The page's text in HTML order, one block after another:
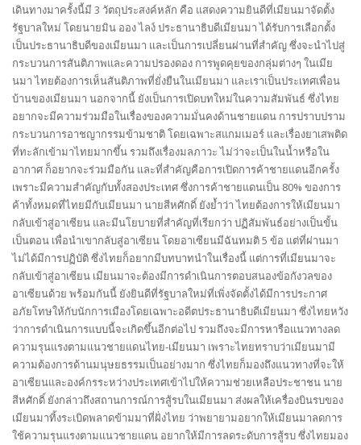
เดินทางมาครั้งนี้มี 3 วัตถุประสงค์หลัก คือ แสดงความยินดีที่เมียนมาจัดตั้ง
รัฐบาลใหม่ โดยนายมิน ออง ไลง์ ประธานาธิบดีเมียนมา ได้รับการเลือกตั้ง
เป็นประธานาธิบดีของเมียนมา และเป็นการเปลี่ยนผ่านที่สำคัญ ซึ่งจะนำไปสู่
กระบวนการสันติภาพและความปรองดอง การพูดคุยของกลุ่มต่างๆ ในเมีย
นมา ไทยต้องการเห็นสันติภาพที่ยั่งยืนในเมียนมา และเราเป็นประเทศเพื่อน
บ้านของเมียนมา นอกจากนี้ ยังเป็นการเปิดบทใหม่ในความสัมพันธ์ ซึ่งไทย
อยากจะมีความร่วมมือในเรื่องของความมั่นคงด้านชายแดน การปราบปราม
กระบวนการอาชญากรรมข้ามชาติ โดยเฉพาะสแกมเมอร์ และเรื่องยาเสพติด
ที่ทะลักเข้ามาไทยมากขึ้น รวมถึงเรื่องมลภาวะ ไม่ว่าจะเป็นในน้ำหรือใน
อากาศ ก็อยากจะร่วมมือกัน และที่สำคัญคือการเปิดการค้าชายแดนอีกครั้ง
เพราะมีความสำคัญกับทั้งสองประเทศ ซึ่งการค้าชายแดนเป็น 80% ของการ
ค้าทั้งหมดที่ไทยมีกับเมียนมา นายสีหศักดิ์ ยังย้ำว่า ไทยต้องการให้เมียนมา
กลับเข้าสู่อาเซียน และมีนโยบายที่สำคัญที่เรียกว่า ปฏิสัมพันธ์อย่างเป็นขั้น
เป็นตอน เพื่อนำเขากลับสู่อาเซียน โดยอาเซียนมีฉันทมติ 5 ข้อ แต่ที่ผ่านมา
ไม่ได้มีการปฏิบัติ ซึ่งไทยก็อยากมีบทบาทนำในเรื่องนี้ แต่การที่เมียนมาจะ
กลับเข้าสู่อาเซียน เมียนมาจะต้องมีการดำเนินการตอบสนองข้อกังวลของ
อาเซียนด้วย พร้อมกันนี้ ยังยินดีที่รัฐบาลใหม่ที่เพิ่งจัดตั้งได้มีการประกาศ
อภัยโทษให้กับนักการเมืองโดยเฉพาะอดีตประธานาธิบดีเมียนมา ซึ่งไทยหวัง
ว่าการดำเนินการแบบนี้จะเกิดขึ้นอีกต่อไป รวมถึงจะมีการหารือแนวทางลด
ความรุนแรงตามแนวชายแดนไทย-เมียนมา เพราะไทยทราบว่าเมียนมามี
ความต้องการด้านมนุษยธรรมเป็นอย่างมาก ซึ่งไทยก็มองถึงแนวทางที่จะให้
อาเซียนและองค์กรระหว่างประเทศเข้าไปให้ความช่วยเหลือประชาชน นาย
สีหศักดิ์ ยังกล่าวถึงสถานการณ์การสู้รบในเมียนมา ส่งผลให้เครื่องบินรบของ
เมียนมาทิ้งระเบิดพลาดข้ามมาที่ฝั่งไทย ว่าพยายามอยากให้เมียนมาลดการ
ใช้ความรุนแรงตามแนวชายแดน อยากให้มีการลดระดับการสู้รบ ซึ่งไทยมอง